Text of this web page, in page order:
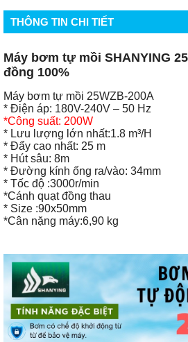
THÔNG TIN CHI TIẾT
Máy bơm tự mồi SHANYING
đồng 100%
Máy bơm tự mồi 25WZB-200A
* Điện áp: 180V-240V – 50 Hz
*Công suất: 200W
* Lưu lượng lớn nhất:1.8 m³/H
* Đẩy cao nhất: 25 m
* Hút sâu: 8m
* Đường kính ống ra/vào: 34mm
* Tốc độ :3000r/min
*Cánh quạt đồng thau
* Size :90x50mm
*Cân nặng máy:6,90 kg